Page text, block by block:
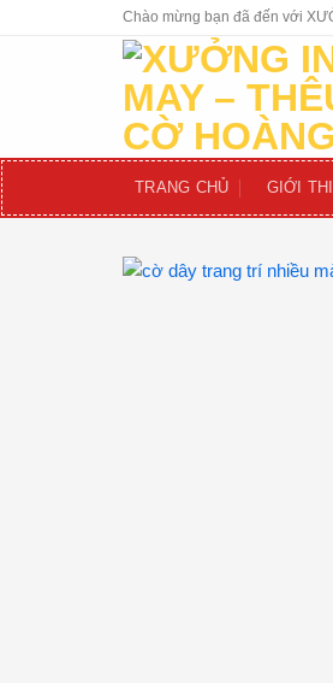
Chào mừng bạn đã đến với
TRANG CHỦ GIỚI